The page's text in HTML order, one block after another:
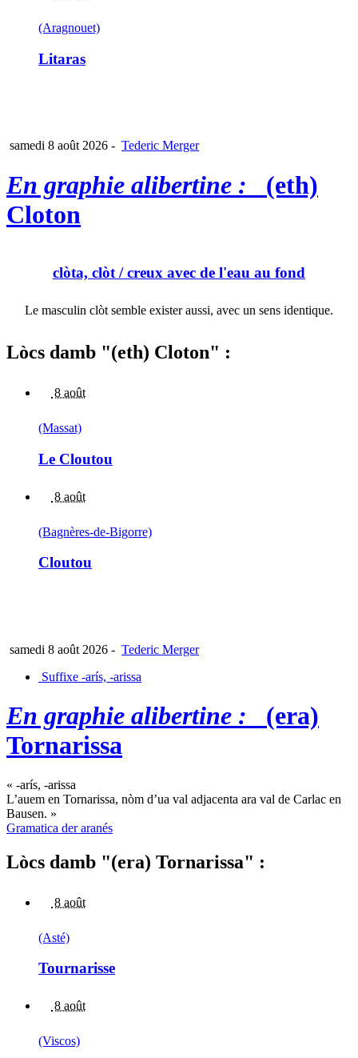
(Aragnouet)
Litaras
samedi 8 août 2026 - Tederic Merger
En graphie alibertine : (eth)
Cloton
clòta, clòt / creux avec de l'eau au fond
Le masculin clòt semble exister aussi, avec un sens identique.
Lòcs damb "(eth) Cloton" :
8 août
(Massat)
Le Cloutou
8 août
(Bagnères-de-Bigorre)
Cloutou
samedi 8 août 2026 - Tederic Merger
Suffixe -arís, -arissa
En graphie alibertine : (era)
Tornarissa
« -arís, -arissa
L’auem en Tornarissa, nòm d’ua val adjacenta ara val de Carlac en
Bausen. »
Gramatica der aranés
Lòcs damb "(era) Tornarissa" :
8 août
(Asté)
Tournarisse
8 août
(Viscos)